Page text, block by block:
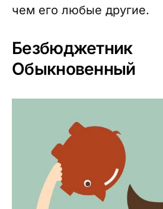
чем его любые другие.
Безбюджетник
Обыкновенный